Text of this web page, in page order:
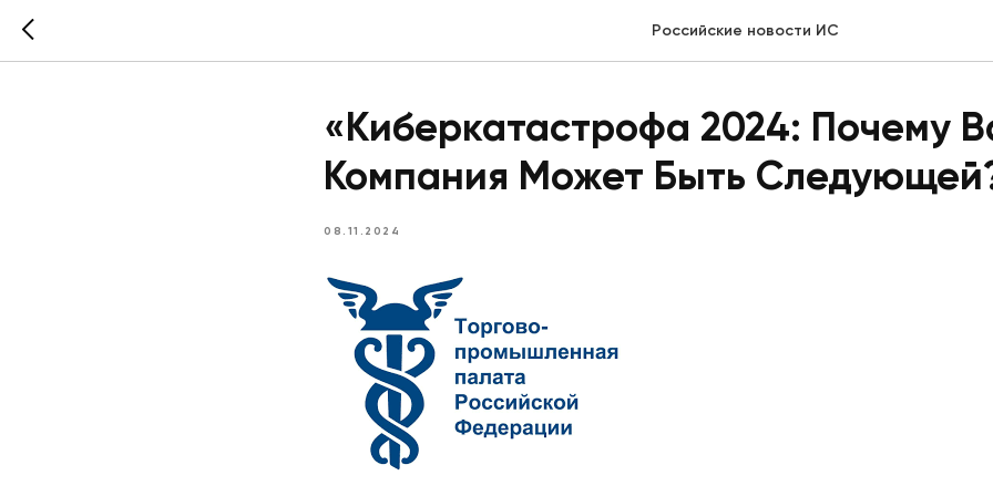
Российские новости ИС
«Киберкатастрофа 2024: Почему
Компания Может Быть
08.11.2024